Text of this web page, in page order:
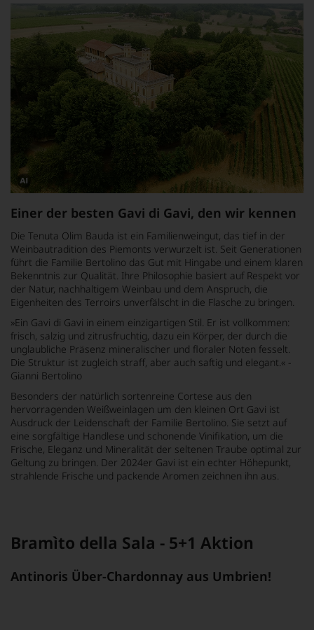
Dieses
Bild
wurde
von
KI
verändert.
Einer der besten Gavi di Gavi, den wir kennen
Die Tenuta Olim Bauda ist ein Familienweingut, das tief in der
Weinbautradition des Piemonts verwurzelt ist. Seit Generationen
führt die Familie Bertolino das Gut mit Hingabe und einem klaren
Bekenntnis zur Qualität. Ihre Philosophie basiert auf Respekt vor
der Natur, nachhaltigem Weinbau und dem Anspruch, die
Eigenheiten des Terroirs unverfälscht in die Flasche zu bringen.
»Ein Gavi di Gavi in einem einzigartigen Stil. Er ist vollkommen:
frisch, salzig und zitrusfruchtig, dazu ein Körper, der durch die
unglaubliche Präsenz mineralischer und floraler Noten fesselt.
Die Struktur ist zugleich straff, aber auch saftig und elegant.« -
Gianni Bertolino
Besonders der natürlich sortenreine Cortese aus den
hervorragenden Weißweinlagen um den kleinen Ort Gavi ist
Ausdruck der Leidenschaft der Familie Bertolino. Sie setzt auf
eine sorgfältige Handlese und schonende Vinifikation, um die
Frische, Eleganz und Mineralität der seltenen Traube optimal zur
Geltung zu bringen. Der 2024er Gavi ist ein echter Höhepunkt,
strahlende Frische und packende Aromen zeichnen ihn aus.
Bramìto della Sala - 5+1 Aktion
Antinoris Über-Chardonnay aus Umbrien!